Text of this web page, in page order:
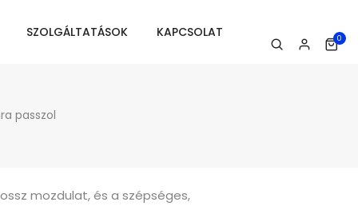
SZOLGÁLTATÁSOK KAPCSOLAT 0
passzol
mozdulat, és a szépséges,